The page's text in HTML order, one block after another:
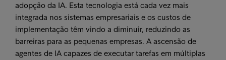
adopção da IA. Esta tecnologia está cada vez mais
integrada nos sistemas empresariais e os custos de
implementação têm vindo a diminuir, reduzindo as
barreiras para as pequenas empresas. A ascensão de
agentes de IA capazes de executar tarefas em múltiplas